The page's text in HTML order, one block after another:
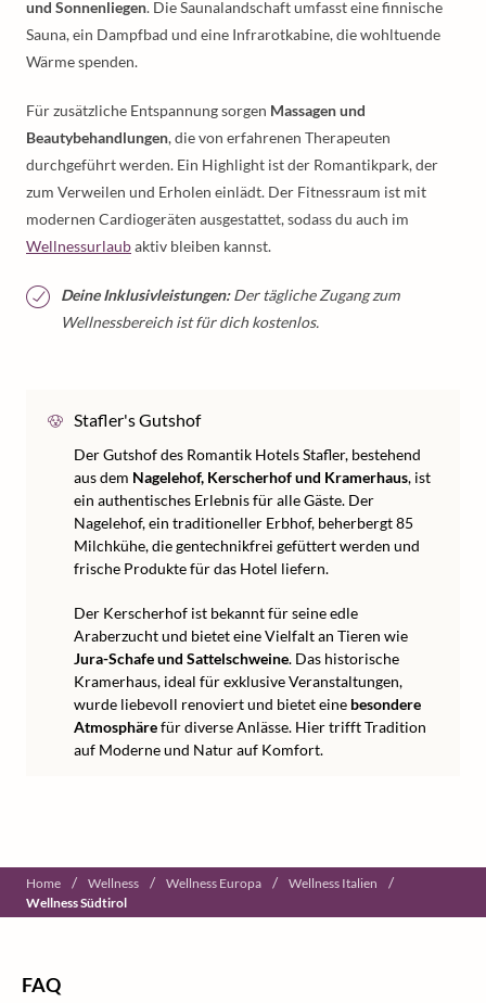
und Sonnenliegen. Die Saunalandschaft umfasst eine finnische
Sauna, ein Dampfbad und eine Infrarotkabine, die wohltuende
Wärme spenden.
Für zusätzliche Entspannung sorgen Massagen und
Beautybehandlungen, die von erfahrenen Therapeuten
durchgeführt werden. Ein Highlight ist der Romantikpark, der
zum Verweilen und Erholen einlädt. Der Fitnessraum ist mit
modernen Cardiogeräten ausgestattet, sodass du auch im
Wellnessurlaubaktiv bleiben kannst.
Deine Inklusivleistungen:Der tägliche Zugang zum
Wellnessbereich ist für dich kostenlos.
Stafler's Gutshof
Der Gutshof des Romantik Hotels Stafler, bestehend
aus dem Nagelehof, Kerscherhof und Kramerhaus, ist
ein authentisches Erlebnis für alle Gäste. Der
Nagelehof, ein traditioneller Erbhof, beherbergt 85
Milchkühe, die gentechnikfrei gefüttert werden und
frische Produkte für das Hotel liefern.
Der Kerscherhof ist bekannt für seine edle
Araberzucht und bietet eine Vielfalt an Tieren wie
Jura-Schafe und Sattelschweine. Das historische
Kramerhaus, ideal für exklusive Veranstaltungen,
wurde liebevoll renoviert und bietet eine besondere
Atmosphärefür diverse Anlässe. Hier trifft Tradition
auf Moderne und Natur auf Komfort.
Home / Wellness / Wellness Europa / Wellness Italien /
Wellness Südtirol
FAQ